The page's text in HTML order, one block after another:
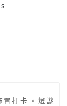
置打卡 × 燈謎